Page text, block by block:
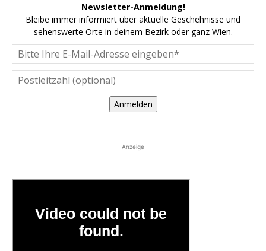
Newsletter-Anmeldung!
Bleibe immer informiert über aktuelle Geschehnisse und
sehenswerte Orte in deinem Bezirk oder ganz Wien.
Anmelden
Anzeige